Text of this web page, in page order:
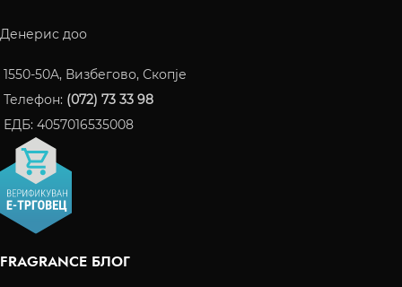
Денерис доо
1550-50A, Визбегово, Скопје
Телефон: (072) 73 33 98
ЕДБ: 4057016535008
FRAGRANCE БЛОГ